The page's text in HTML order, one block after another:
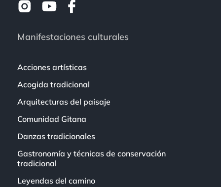
Manifestaciones culturales
Acciones artísticas
Acogida tradicional
Arquitecturas del paisaje
Comunidad Gitana
Danzas tradicionales
Gastronomía y técnicas de conservación
tradicional
Leyendas del camino